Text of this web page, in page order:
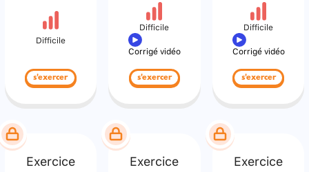
Difficile
s'exercer
Difficile
Corrigé vidéo
s'exercer
Difficile
Corrigé vidéo
s'exercer
Exercice Exercice Exercice